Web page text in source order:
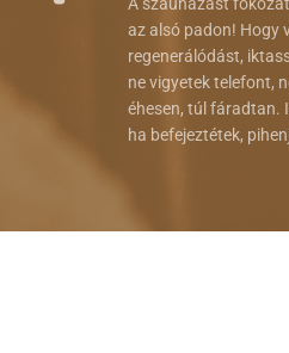
A szaunázást
az alsó padon! Hogy
regenerálódást,
ne vigyetek telefont,
éhesen, túl fáradtan.
ha befejeztétek,